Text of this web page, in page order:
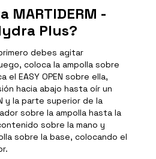
MARTIDERM -
Plus?
debes agitar
coloca la ampolla sobre
EASY OPEN sobre ella,
hacia abajo hasta oír un
y la parte superior de la
sobre la ampolla hasta la
sobre la mano y
sobre la base, colocando el